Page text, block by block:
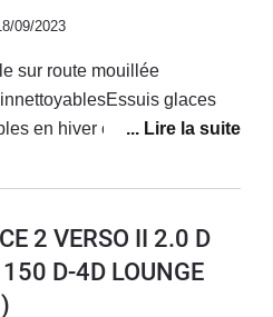
09/2023
sur route mouillée
glaces
en hiver car ils gèlent et il
véhicule de ce poids avec 9
en ad blue et le
à faireJe pense qu il
mieux que toyota dans ce
2 VERSO II 2.0 D
D-4D LOUNGE